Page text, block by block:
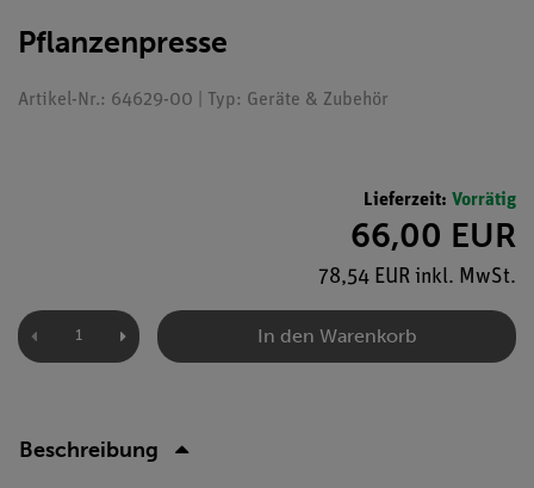
Pflanzenpresse
Artikel-Nr.: 64629-00 | Typ: Geräte & Zubehör
Lieferzeit: Vorrätig
66,00 EUR
78,54 EUR inkl. MwSt.
In den Warenkorb
Beschreibung